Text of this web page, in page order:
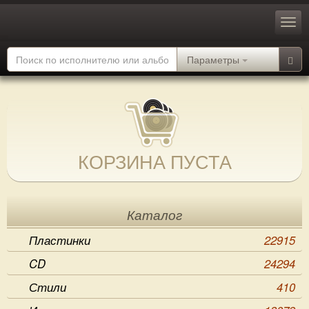
Параметры
КОРЗИНА ПУСТА
Каталог
Пластинки
22915
CD
24294
Стили
410